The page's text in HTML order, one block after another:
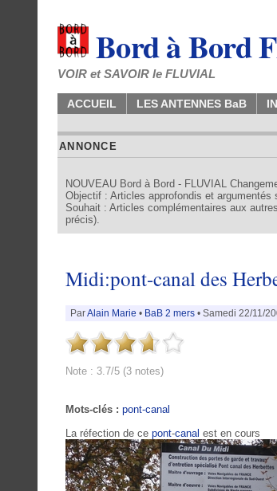
Bord à Bord
VOIR et SAVOIR le FLUVIAL
ACCUEIL LES ANTENNES BaB
ANNONCE
NOUVEAU Bord à Bord - FLUVIAL
Objectif : Articles approfondis et
Souhait : Articles complémentaires aux
précis).
Midi:pont-canal des
ParAlain Marie • BaB 2 mers • Samedi 22/11/
Note : 3.7/5 (3 notes)
Mots-clés : pont-canal
La réfection de ce pont-canal est en cours